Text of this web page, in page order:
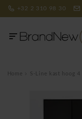
+32 2 310 98 30
Home S-Line kast hoog 4